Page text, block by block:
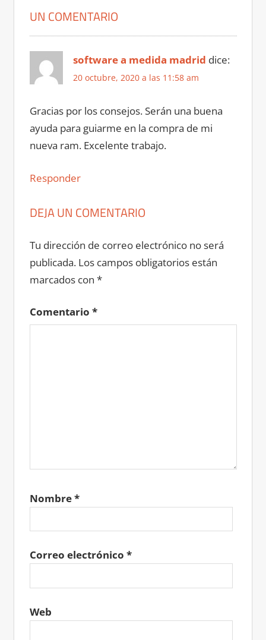
UN COMENTARIO
software a medida madrid dice:
20 octubre, 2020 a las 11:58 am
Gracias por los consejos. Serán una buena
ayuda para guiarme en la compra de mi
nueva ram. Excelente trabajo.
Responder
DEJA UN COMENTARIO
Tu dirección de correo electrónico no será
publicada. Los campos obligatorios están
marcados con *
Comentario *
Nombre*
Correo electrónico *
Web